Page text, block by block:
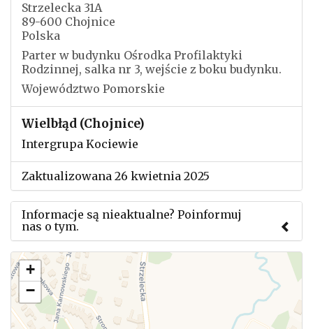
Strzelecka 31A
89-600 Chojnice
Polska
Parter w budynku Ośrodka Profilaktyki
Rodzinnej, salka nr 3, wejście z boku budynku.
Województwo Pomorskie
Wielbłąd (Chojnice)
Intergrupa Kociewie
Zaktualizowana 26 kwietnia 2025
Informacje są nieaktualne? Poinformuj
nas o tym.
Użyj tego formularza aby przesłać informację o
zmianach w powyższym mityngu.
+
−